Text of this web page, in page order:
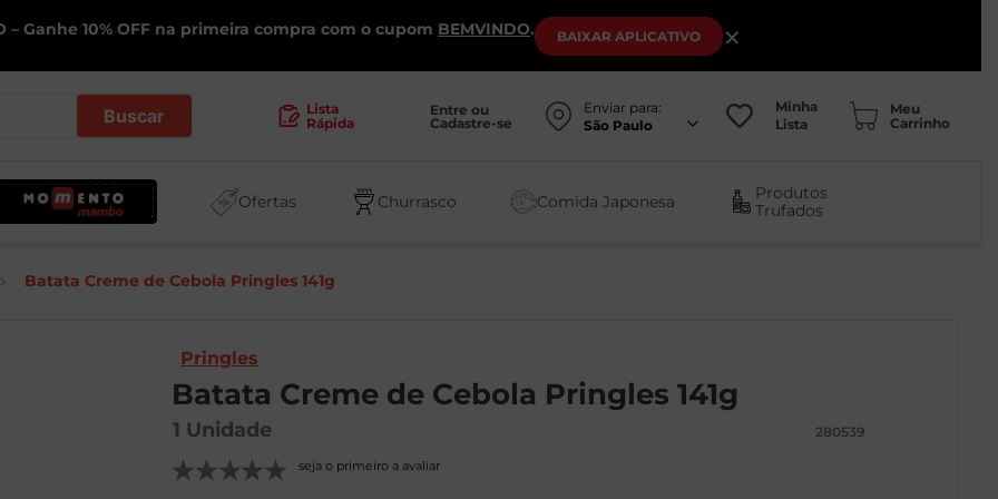
– Ganhe 10% OFF na primeira compra com o cupom BEMVINDO. BAIXAR APLICATIVO ×
Lista
Rápida
Entre ou
Cadastre-se
Enviar para:
São Paulo
Minha
Lista
Ofertas Churrasco Comida Japonesa
Produtos
Trufados
Batata Creme de Cebola Pringles 141g
Pringles
Batata Creme de Cebola Pringles 141g
1 Unidade 280539
seja o primeiro a avaliar